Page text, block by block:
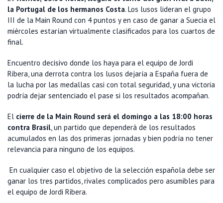
la Portugal de los hermanos Costa. Los lusos lideran el grupo
III de la Main Round con 4 puntos y en caso de ganar a Suecia el
miércoles estarían virtualmente clasificados para los cuartos de
final.
Encuentro decisivo donde los haya para el equipo de Jordi
Ribera, una derrota contra los lusos dejaría a España fuera de
la lucha por las medallas casi con total seguridad, y una victoria
podría dejar sentenciado el pase si los resultados acompañan.
El cierre de la Main Round será el domingo a las 18:00 horas
contra Brasil, un partido que dependerá de los resultados
acumulados en las dos primeras jornadas y bien podría no tener
relevancia para ninguno de los equipos.
En cualquier caso el objetivo de la selección española debe ser
ganar los tres partidos, rivales complicados pero asumibles para
el equipo de Jordi Ribera.